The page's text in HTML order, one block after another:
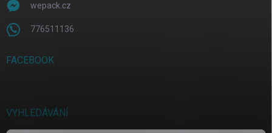
wepack.cz
776511136
FACEBOOK
VYHLEDÁVÁNÍ